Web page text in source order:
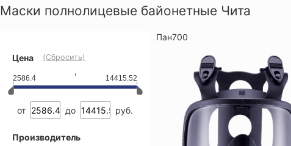
Маски полнолицевые байонетные Чита
Цена (Сбросить)
2586.4 14415.52
от до руб.
Производитель
Пан700